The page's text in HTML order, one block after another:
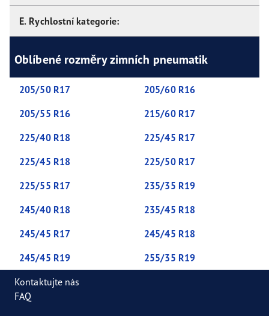
E. Rychlostní kategorie:
Oblíbené rozměry zimních pneumatik
205/50 R17
205/60 R16
205/55 R16
215/60 R17
225/40 R18
225/45 R17
225/45 R18
225/50 R17
225/55 R17
235/35 R19
245/40 R18
235/45 R18
245/45 R17
245/45 R18
245/45 R19
255/35 R19
Kontaktujte nás
FAQ